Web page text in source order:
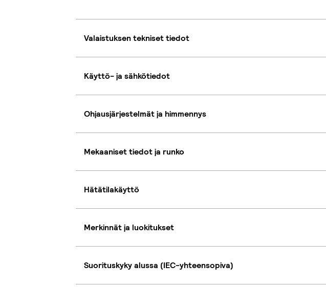
Valaistuksen tekniset tiedot
Käyttö- ja sähkötiedot
Ohjausjärjestelmät ja himmennys
Mekaaniset tiedot ja runko
Hätätilakäyttö
Merkinnät ja luokitukset
Suorituskyky alussa (IEC-yhteensopiva)